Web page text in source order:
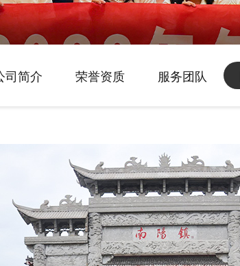
司简介 荣誉资质 服务团队